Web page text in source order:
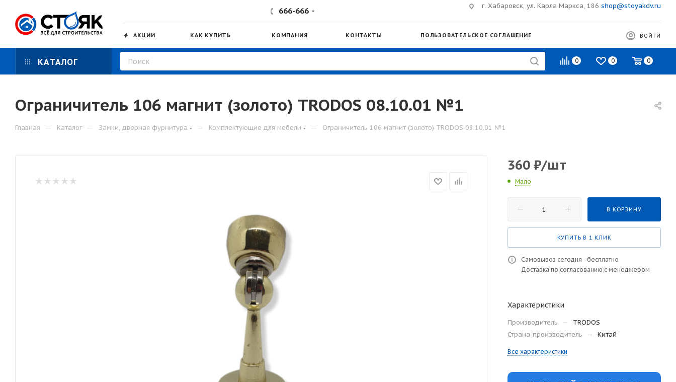
666-666
г. Хабаровск, ул. Карла Маркса, 186 shop@stoyakdv.ru
АКЦИИ КАК КУПИТЬ КОМПАНИЯ КОНТАКТЫ ПОЛЬЗОВАТЕЛЬСКОЕ СОГЛАШЕНИЕ ВОЙТИ
КАТАЛОГ 0 0 0
Ограничитель 106 магнит (золото) TRODOS 08.10.01 №1
Главная — Каталог — Замки, дверная фурнитура — Комплектующие для мебели — Ограничитель 106 магнит (золото) TRODOS 08.10.01 №1
360 ₽/шт
Мало
В КОРЗИНУ
КУПИТЬ В 1 КЛИК
Самовывоз сегодня - бесплатно
Доставка по согласованию с менеджером
Характеристики
Производитель —
TRODOS
Страна-производитель
— Китай
Все характеристики